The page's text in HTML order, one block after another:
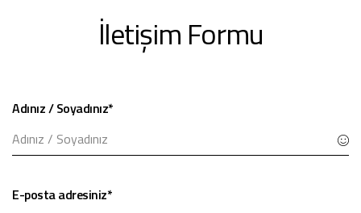
İletişim Formu
Adınız / Soyadınız*
E-posta adresiniz*